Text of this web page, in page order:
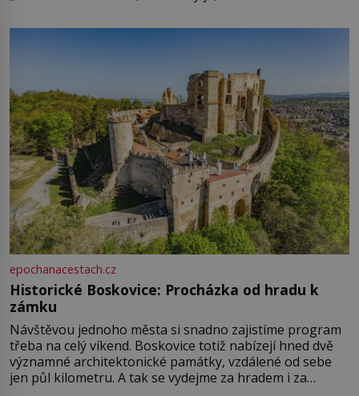
epochanacestach.cz
Historické Boskovice: Procházka od hradu k
zámku
Návštěvou jednoho města si snadno zajistíme program
třeba na celý víkend. Boskovice totiž nabízejí hned dvě
významné architektonické památky, vzdálené od sebe
jen půl kilometru. A tak se vydejme za hradem i za